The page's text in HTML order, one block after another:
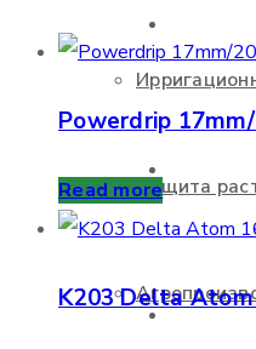
Защита
Powerdrip
Read more
K203 Delta